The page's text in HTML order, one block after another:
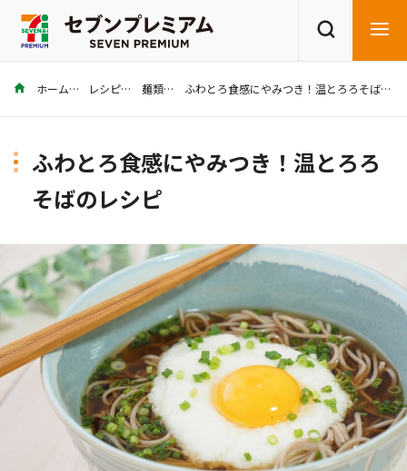
商品を探す レシピを探す
ホーム レシピ 麺類 ふわとろ食感にやみつき！温とろろそばのレシピ
ふわとろ食感にやみつき！温とろろ
そばのレシピ